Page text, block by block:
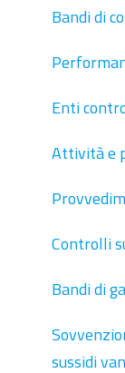
Bandi di
Enti
Attività e
Controlli
Bandi di
sussidi